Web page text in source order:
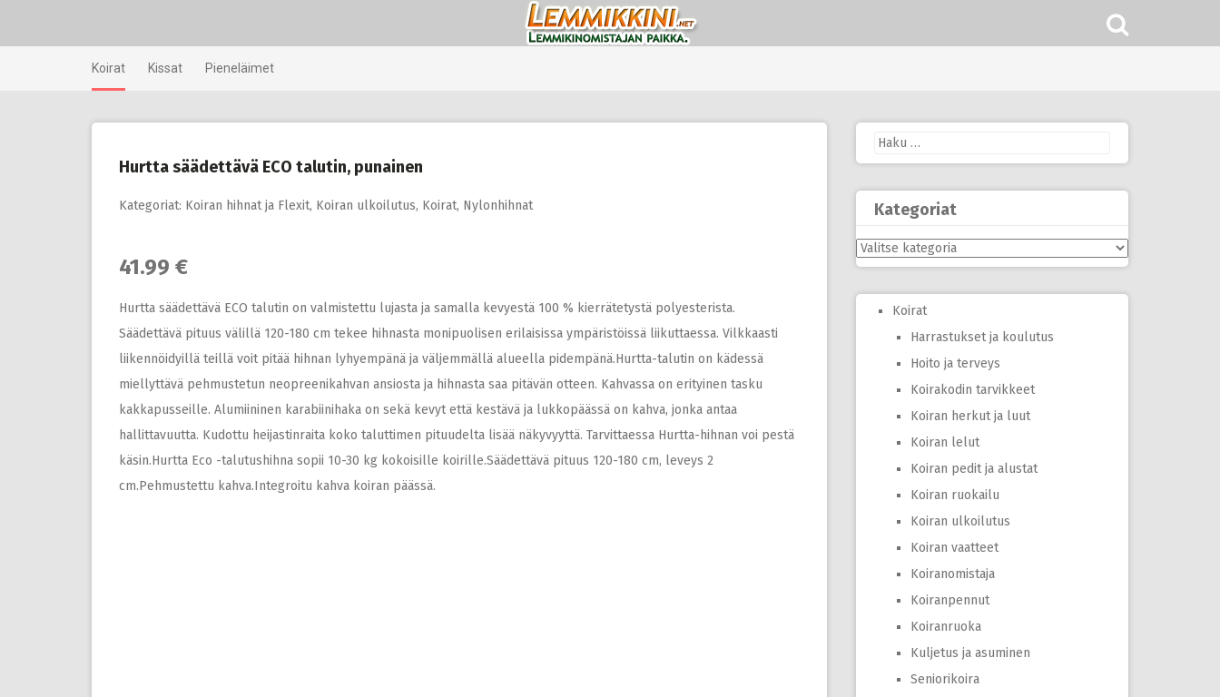
Koirat Kissat Pieneläimet
Hurtta säädettävä ECO talutin, punainen
Kategoriat: Koiran hihnat ja Flexit, Koiran ulkoilutus, Koirat, Nylonhihnat
41.99 €
Hurtta säädettävä ECO talutin on valmistettu lujasta ja samalla kevyestä 100 % kierrätetystä polyesterista.
Säädettävä pituus välillä 120-180 cm tekee hihnasta monipuolisen erilaisissa ympäristöissä liikuttaessa. Vilkkaasti
liikennöidyillä teillä voit pitää hihnan lyhyempänä ja väljemmällä alueella pidempänä.Hurtta-talutin on kädessä
miellyttävä pehmustetun neopreenikahvan ansiosta ja hihnasta saa pitävän otteen. Kahvassa on erityinen tasku
kakkapusseille. Alumiininen karabiinihaka on sekä kevyt että kestävä ja lukkopäässä on kahva, jonka antaa
hallittavuutta. Kudottu heijastinraita koko taluttimen pituudelta lisää näkyvyyttä. Tarvittaessa Hurtta-hihnan voi pestä
käsin.Hurtta Eco -talutushihna sopii 10-30 kg kokoisille koirille.Säädettävä pituus 120-180 cm, leveys 2
cm.Pehmustettu kahva.Integroitu kahva koiran päässä.
Haku:
Kategoriat
Kategoriat
Koirat
Harrastukset ja koulutus
Hoito ja terveys
Koirakodin tarvikkeet
Koiran herkut ja luut
Koiran lelut
Koiran pedit ja alustat
Koiran ruokailu
Koiran ulkoilutus
Koiran vaatteet
Koiranomistaja
Koiranpennut
Koiranruoka
Kuljetus ja asuminen
Seniorikoira